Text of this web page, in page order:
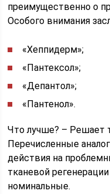
преимущественно о
Особого внимания
«Хеппидерм»;
«Пантексол»;
«Депантол»;
«Пантенол».
Что лучше? – Решает
Перечисленные
действия на
тканевой
номинальные.